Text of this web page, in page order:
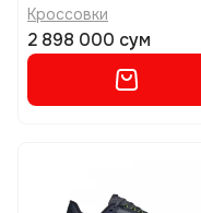
Кроссовки
2 898 000 сум